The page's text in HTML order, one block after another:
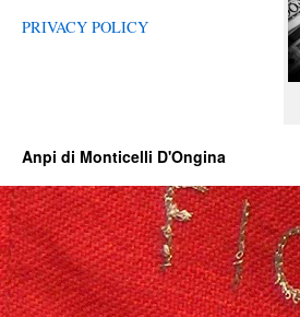
PRIVACY POLICY
Anpi di Monticelli D'Ongina